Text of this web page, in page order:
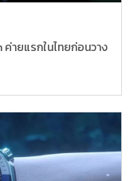
ายแรกในไทยก่อนวาง